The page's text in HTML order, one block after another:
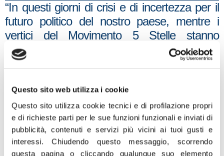
Questo sito web utilizza i cookie
Questo sito utilizza cookie tecnici e di profilazione propri
e di richieste parti per le sue funzioni funzionali e inviati di
pubblicità, contenuti e servizi più vicini ai tuoi gusti e
interessi.Chiudendo questo messaggio, scorrendo
questa pagina o cliccando qualunque suo elemento
“In questi giorni di crisi e di incertezza per il
futuro politico del nostro paese, mentre i
vertici del Movimento 5 Stelle stanno
lavorando incessantemente per mantenere i
loro posti di potere, noi siamo invece
in Gazzetta Ufficiale del decreto “Salva
precari” con il quale si assicura ai bambini un
altro tipo di posto, quello gratuito sugli
scuolabus. Nel decreto “Salva precari”, che
ha avuto il via libera “salvo intese” in